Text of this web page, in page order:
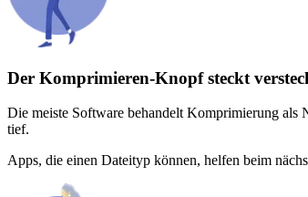
Der Komprimieren-Knopf steckt
Die meiste Software behandelt Komprimierung
tief.
Apps, die einen Dateityp können, helfen beim